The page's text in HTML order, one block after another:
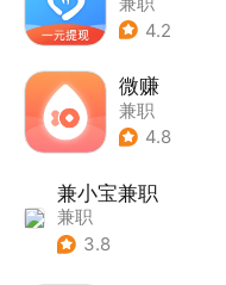
4.2
微赚
兼职
4.8
兼小宝兼职
兼职
3.8